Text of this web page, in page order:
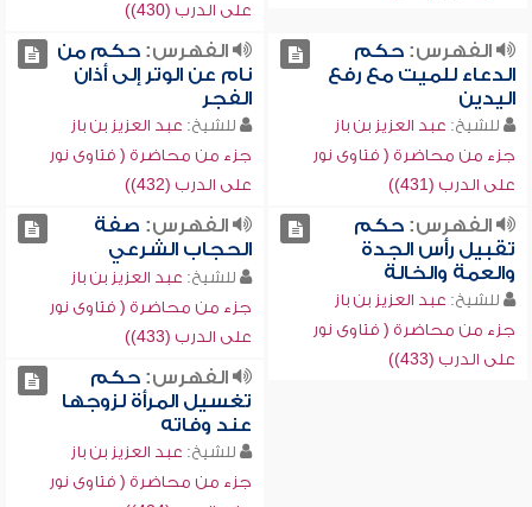
على الدرب (430))
الفهرس:حكم
الدعاء للميت مع رفع
اليدين
للشيخ: عبد العزيز بن باز
جزء من محاضرة ( فتاوى نور
على الدرب (431))
الفهرس:حكم من
نام عن الوتر إلى أذان
الفجر
للشيخ: عبد العزيز بن باز
جزء من محاضرة ( فتاوى نور
على الدرب (432))
الفهرس:حكم
تقبيل رأس الجدة
والعمة والخالة
للشيخ: عبد العزيز بن باز
جزء من محاضرة ( فتاوى نور
على الدرب (433))
الفهرس: صفة
الحجاب الشرعي
للشيخ: عبد العزيز بن باز
جزء من محاضرة ( فتاوى نور
على الدرب (433))
الفهرس:حكم
تغسيل المرأة لزوجها
عند وفاته
للشيخ: عبد العزيز بن باز
جزء من محاضرة ( فتاوى نور